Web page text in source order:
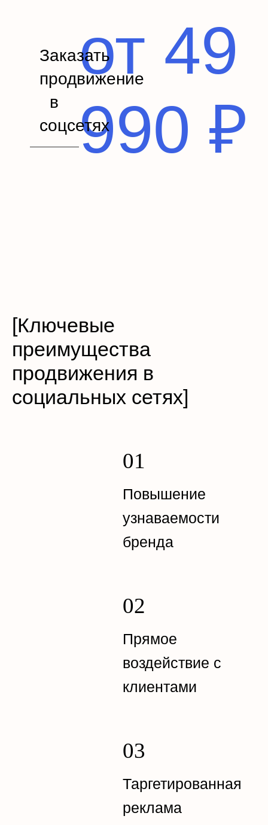
Заказать
продвижение
в
соцсетях
от 49
990 ₽
[Ключевые
преимущества
продвижения в
социальных сетях]
Повышение
узнаваемости
бренда
Прямое
воздействие с
клиентами
Таргетированная
реклама